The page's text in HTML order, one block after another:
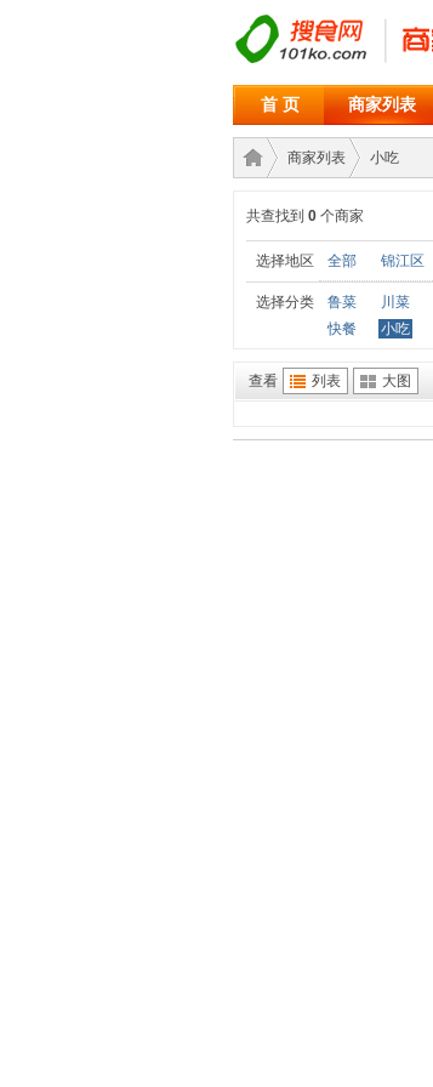
首 页 商家列表
商家›
商家列表
›
小吃
共查找到 0 个商家
选择地区 全部 锦江区
选择分类 鲁菜 川菜
快餐
小吃
查看 列表 大图